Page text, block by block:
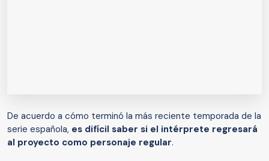
De acuerdo a cómo terminó la más reciente temporada de la
serie española, es difícil saber si el intérprete regresará
al proyecto como personaje regular.